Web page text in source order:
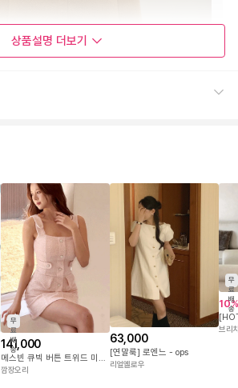
상품설명 더보기
무
료
배
송
141,000
메스빈 큐빅 버튼 트위드 미니 원피스
깜장오리
63,000
[연말룩] 로엔느 - ops
리얼옐로우
무
료
배
송
10%
브리